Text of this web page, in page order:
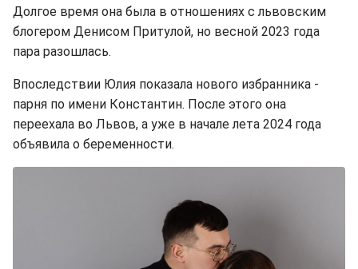
Долгое время она была в отношениях с львовским
блогером Денисом Притулой, но весной 2023 года
пара разошлась.
Впоследствии Юлия показала нового избранника -
парня по имени Константин. После этого она
переехала во Львов, а уже в начале лета 2024 года
объявила о беременности.